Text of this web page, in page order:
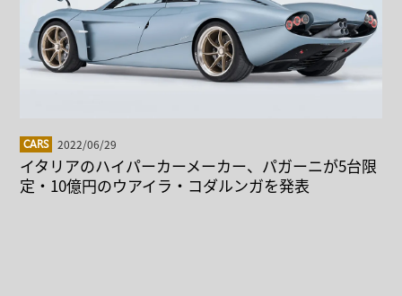
CARS 2022/06/29
イタリアのハイパーカーメーカー、パガーニが5台限
定・10億円のウアイラ・コダルンガを発表